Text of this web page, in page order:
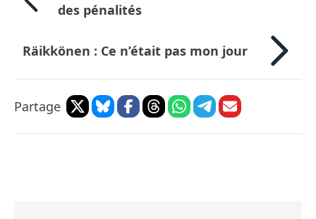
des pénalités
Räikkönen : Ce n’était pas mon jour
Partage